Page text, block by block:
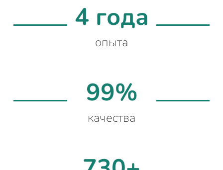
4 года
опыта
99%
качества